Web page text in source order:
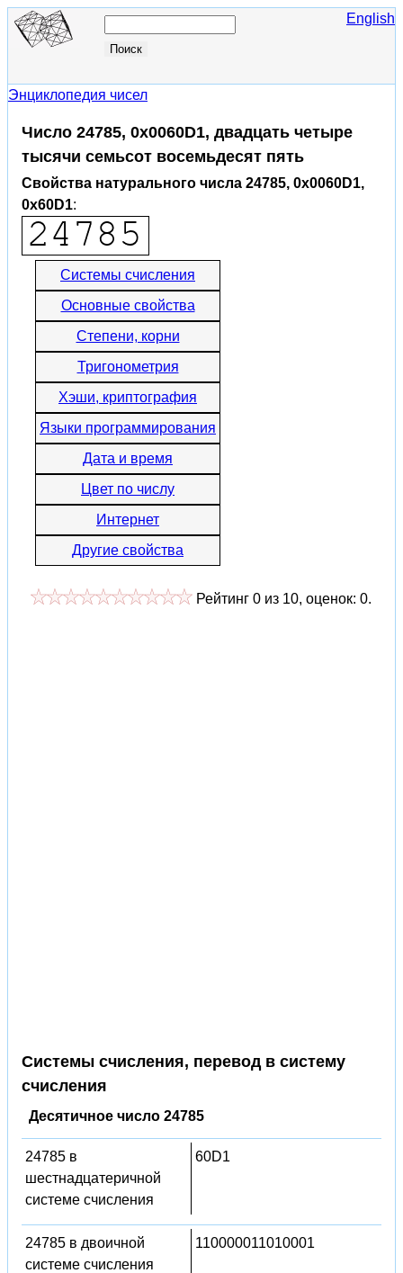
English
Энциклопедия чисел
Число 24785, 0x0060D1, двадцать четыре
тысячи семьсот восемьдесят пять
Свойства натурального числа 24785, 0x0060D1,
0x60D1:
Системы счисления
Основные свойства
Степени, корни
Тригонометрия
Хэши, криптография
Языки программирования
Дата и время
Цвет по числу
Интернет
Другие свойства
Рейтинг 0 из 10, оценок: 0.
Системы счисления, перевод в систему
счисления
Десятичное число 24785
24785 в
шестнадцатеричной
системе счисления
60D1
24785 в двоичной
системе счисления
110000011010001